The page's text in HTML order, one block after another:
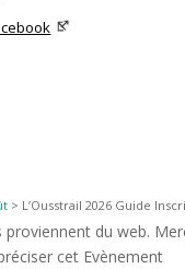
> L’Ousstrail 2026 Guide
du web.
cet Evènement